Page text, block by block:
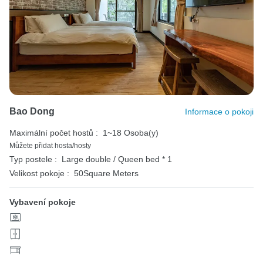
Bao Dong Informace o pokoji
Maximální počet hostů : 1~18 Osoba(y)
Můžete přidat hosta/hosty
Typ postele :
Large double / Queen bed * 1
Velikost pokoje : 50Square Meters
Vybavení pokoje